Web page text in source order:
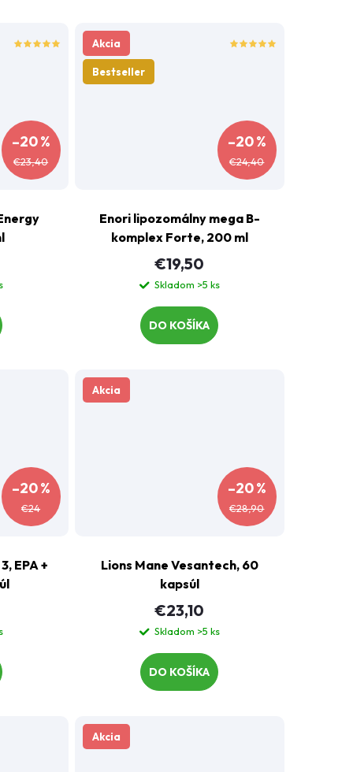
€23,40
–20 %
Akcia
Bestseller
€24,40
–20 %
Enori lipozomálny mega B-
komplex Forte, 200 ml
€19,50
Skladom >5 ks
DO KOŠÍKA
€24
–20 %
EPA +
Akcia
€28,90
–20 %
Lions Mane Vesantech, 60
kapsúl
€23,10
Skladom >5 ks
DO KOŠÍKA
Akcia